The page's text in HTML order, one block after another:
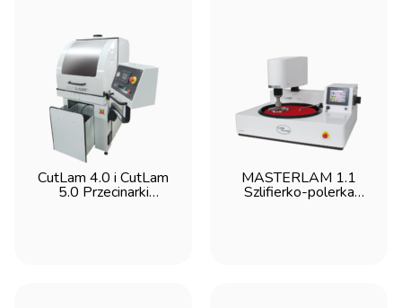
CutLam 4.0 i CutLam
5.0 Przecinarki
MASTERLAM 1.1
Szlifierko-polerka